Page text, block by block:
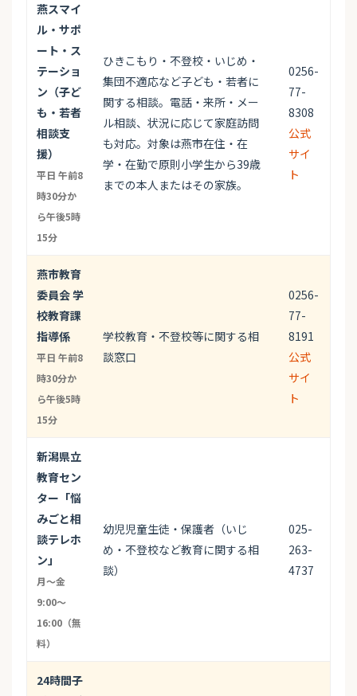
燕スマイ
ル・サポ
ート・ス
テーショ
ン（子ど
も・若者
相談支
援）
平日 午前8
時30分か
ら午後5時
15分
ひきこもり・不登校・いじめ・
集団不適応など子ども・若者に
関する相談。電話・来所・メー
ル相談、状況に応じて家庭訪問
も対応。対象は燕市在住・在
学・在勤で原則小学生から39歳
までの本人またはその家族。
0256-
77-
8308
公式
サイ
ト
燕市教育
委員会 学
校教育課
指導係
平日 午前8
時30分か
ら午後5時
15分
学校教育・不登校等に関する相
談窓口
0256-
77-
8191
公式
サイ
ト
新潟県立
教育セン
ター「悩
みごと相
談テレホ
ン」
月〜金
9:00〜
16:00（無
料）
幼児児童生徒・保護者（いじ
め・不登校など教育に関する相
談）
025-
263-
4737
24時間子